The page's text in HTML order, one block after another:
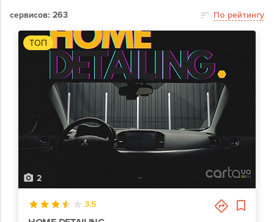
сервисов: 263 По рейтингу
ТОП
2
3.5